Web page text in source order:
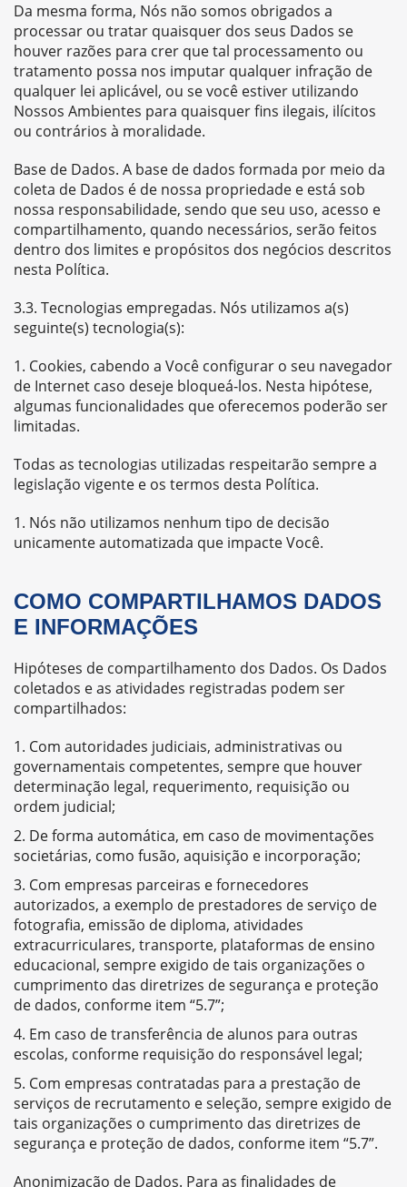
Da mesma forma, Nós não somos obrigados a
processar ou tratar quaisquer dos seus Dados se
houver razões para crer que tal processamento ou
tratamento possa nos imputar qualquer infração de
qualquer lei aplicável, ou se você estiver utilizando
Nossos Ambientes para quaisquer fins ilegais, ilícitos
ou contrários à moralidade.
Base de Dados. A base de dados formada por meio da
coleta de Dados é de nossa propriedade e está sob
nossa responsabilidade, sendo que seu uso, acesso e
compartilhamento, quando necessários, serão feitos
dentro dos limites e propósitos dos negócios descritos
nesta Política.
3.3. Tecnologias empregadas. Nós utilizamos a(s)
seguinte(s) tecnologia(s):
Cookies, cabendo a Você configurar o seu navegador
de Internet caso deseje bloqueá-los. Nesta hipótese,
algumas funcionalidades que oferecemos poderão ser
limitadas.
Todas as tecnologias utilizadas respeitarão sempre a
legislação vigente e os termos desta Política.
Nós não utilizamos nenhum tipo de decisão
unicamente automatizada que impacte Você.
COMO COMPARTILHAMOS DADOS
E INFORMAÇÕES
Hipóteses de compartilhamento dos Dados. Os Dados
coletados e as atividades registradas podem ser
compartilhados:
Com autoridades judiciais, administrativas ou
governamentais competentes, sempre que houver
determinação legal, requerimento, requisição ou
ordem judicial;
De forma automática, em caso de movimentações
societárias, como fusão, aquisição e incorporação;
Com empresas parceiras e fornecedores
autorizados, a exemplo de prestadores de serviço de
fotografia, emissão de diploma, atividades
extracurriculares, transporte, plataformas de ensino
educacional, sempre exigido de tais organizações o
cumprimento das diretrizes de segurança e proteção
de dados, conforme item “5.7”;
Em caso de transferência de alunos para outras
escolas, conforme requisição do responsável legal;
Com empresas contratadas para a prestação de
serviços de recrutamento e seleção, sempre exigido de
tais organizações o cumprimento das diretrizes de
segurança e proteção de dados, conforme item “5.7”.
Anonimização de Dados. Para as finalidades de